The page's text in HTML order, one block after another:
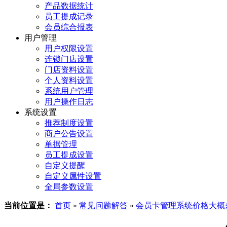
产品数据统计
员工提成记录
会员综合报表
用户管理
用户权限设置
连锁门店设置
门店资料设置
个人资料设置
系统用户管理
用户操作日志
系统设置
推荐制度设置
商户公告设置
单据管理
员工提成设置
自定义提醒
自定义属性设置
全局参数设置
当前位置是： 首页 » 常见问题解答 » 会员卡管理系统价格大概